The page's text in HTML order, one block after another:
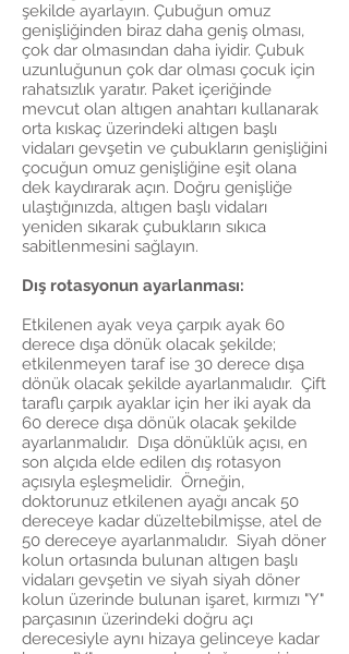
şekilde ayarlayın. Çubuğun omuz
genişliğinden biraz daha geniş olması,
çok dar olmasından daha iyidir. Çubuk
uzunluğunun çok dar olması çocuk için
rahatsızlık yaratır. Paket içeriğinde
mevcut olan altıgen anahtarı kullanarak
orta kıskaç üzerindeki altıgen başlı
vidaları gevşetin ve çubukların genişliğini
çocuğun omuz genişliğine eşit olana
dek kaydırarak açın. Doğru genişliğe
ulaştığınızda, altıgen başlı vidaları
yeniden sıkarak çubukların sıkıca
sabitlenmesini sağlayın.
Dış rotasyonun ayarlanması:
Etkilenen ayak veya çarpık ayak 60
derece dışa dönük olacak şekilde;
etkilenmeyen taraf ise 30 derece dışa
dönük olacak şekilde ayarlanmalıdır. Çift
taraflı çarpık ayaklar için her iki ayak da
60 derece dışa dönük olacak şekilde
ayarlanmalıdır. Dışa dönüklük açısı, en
son alçıda elde edilen dış rotasyon
açısıyla eşleşmelidir. Örneğin,
doktorunuz etkilenen ayağı ancak 50
dereceye kadar düzeltebilmişse, atel de
50 dereceye ayarlanmalıdır. Siyah döner
kolun ortasında bulunan altıgen başlı
vidaları gevşetin ve siyah siyah döner
kolun üzerinde bulunan işaret, kırmızı "Y"
parçasının üzerindeki doğru açı
derecesiyle aynı hizaya gelinceye kadar